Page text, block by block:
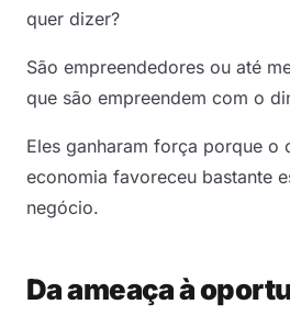
quer dizer?
São empreendedores ou até
que são empreendem com o
Eles ganharam força porque o
economia favoreceu bastante
negócio.
Da ameaça à